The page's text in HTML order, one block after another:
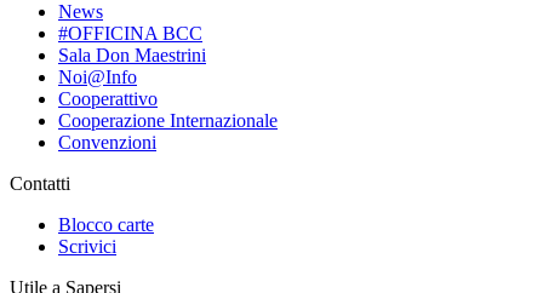
News
#OFFICINA BCC
Sala Don Maestrini
Noi@Info
Cooperattivo
Cooperazione Internazionale
Convenzioni
Contatti
Blocco carte
Scrivici
Utile a Sapersi